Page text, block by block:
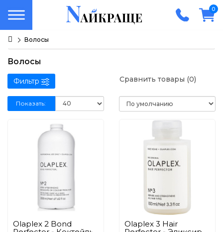
0
Волосы
Волосы
Фильтр Сравнить товары (0)
Показать:
Olaplex 2 Bond
Olaplex 3 Hair